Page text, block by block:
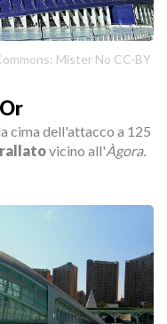
Mister No CC-BY
cima dell'attacco a 125
vicino all'Àgora.